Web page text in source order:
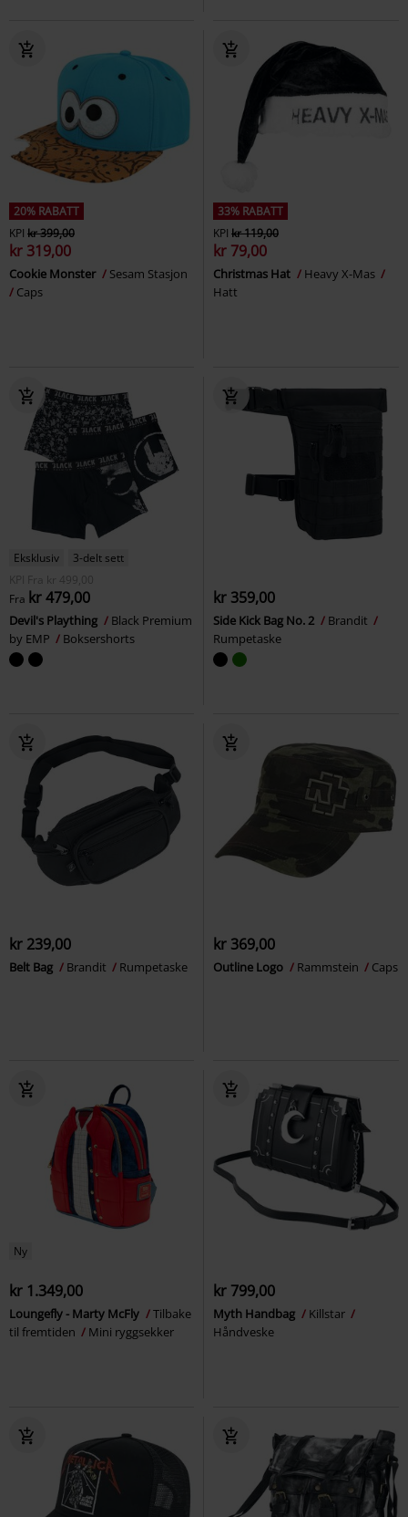
20% RABATT
KPI kr 399,00
kr 319,00
Cookie Monster
Sesam Stasjon
Caps
33% RABATT
KPI kr 119,00
kr 79,00
Christmas Hat
Heavy X-Mas
Hatt
Eksklusiv
3-delt sett
KPI
Fra kr 499,00
Fra kr 479,00
Devil's Plaything
Black Premium
by EMP
Boksershorts
kr 359,00
Side Kick Bag No. 2
Brandit
Rumpetaske
kr 239,00
Belt Bag Brandit Rumpetaske
kr 369,00
Outline Logo Rammstein Caps
Ny
kr 1.349,00
Loungefly - Marty McFly
Tilbake
til fremtiden
Mini ryggsekker
kr 799,00
Myth Handbag
Killstar
Håndveske